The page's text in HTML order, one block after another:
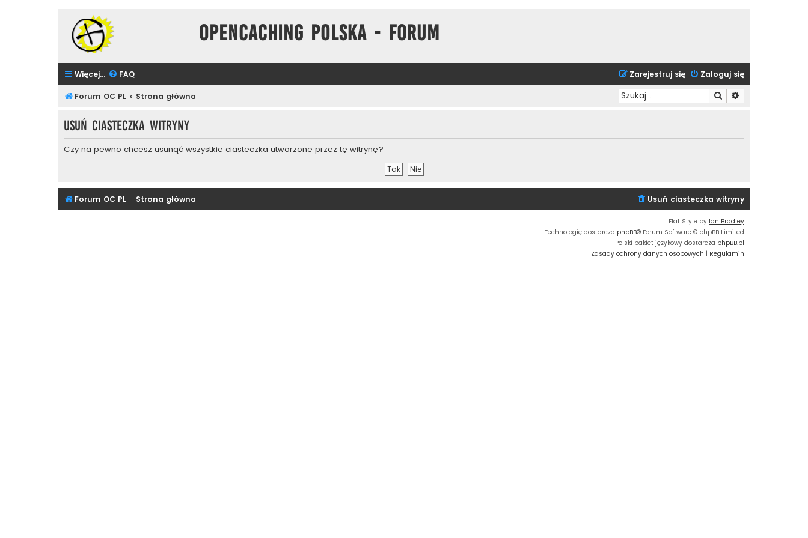
Opencaching Polska - Forum
Więcej… FAQ Zaloguj się
Zarejestruj się
Forum OC PL Strona główna Szukaj
Usuń ciasteczka witryny
Czy na pewno chcesz usunąć wszystkie ciasteczka utworzone przez tę witrynę?
Forum OC PL Strona główna Usuń ciasteczka witryny
Flat Style by Ian Bradley
Technologię dostarcza phpBB® Forum Software © phpBB Limited
Polski pakiet językowy dostarcza phpBB.pl
Zasady ochrony danych osobowych | Regulamin